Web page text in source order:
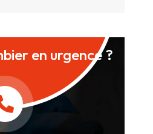
en urgence ?